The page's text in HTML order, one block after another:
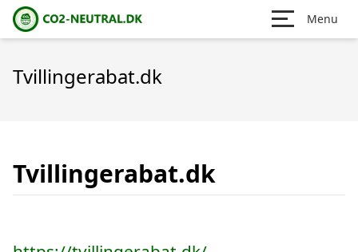
Menu
Tvillingerabat.dk
Tvillingerabat.dk